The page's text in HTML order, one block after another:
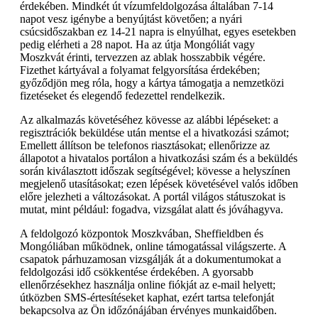
érdekében. Mindkét út vízumfeldolgozása általában 7-14
napot vesz igénybe a benyújtást követően; a nyári
csúcsidőszakban ez 14-21 napra is elnyúlhat, egyes esetekben
pedig elérheti a 28 napot. Ha az útja Mongóliát vagy
Moszkvát érinti, tervezzen az ablak hosszabbik végére.
Fizethet kártyával a folyamat felgyorsítása érdekében;
győződjön meg róla, hogy a kártya támogatja a nemzetközi
fizetéseket és elegendő fedezettel rendelkezik.
Az alkalmazás követéséhez kövesse az alábbi lépéseket: a
regisztrációk beküldése után mentse el a hivatkozási számot;
Emellett állítson be telefonos riasztásokat; ellenőrizze az
állapotot a hivatalos portálon a hivatkozási szám és a beküldés
során kiválasztott időszak segítségével; kövesse a helyszínen
megjelenő utasításokat; ezen lépések követésével valós időben
előre jelezheti a változásokat. A portál világos státuszokat is
mutat, mint például: fogadva, vizsgálat alatt és jóváhagyva.
A feldolgozó központok Moszkvában, Sheffieldben és
Mongóliában működnek, online támogatással világszerte. A
csapatok párhuzamosan vizsgálják át a dokumentumokat a
feldolgozási idő csökkentése érdekében. A gyorsabb
ellenőrzésekhez használja online fiókját az e-mail helyett;
útközben SMS-értesítéseket kaphat, ezért tartsa telefonját
bekapcsolva az Ön időzónájában érvényes munkaidőben.